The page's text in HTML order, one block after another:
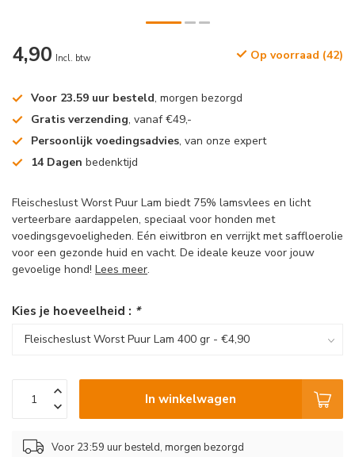
4,90 Incl. btw Op voorraad (42)
Voor 23.59 uur besteld, morgen bezorgd
Gratis verzending, vanaf €49,-
Persoonlijk voedingsadvies, van onze expert
14 Dagen bedenktijd
Fleischeslust Worst Puur Lam biedt 75% lamsvlees en licht
verteerbare aardappelen, speciaal voor honden met
voedingsgevoeligheden. Eén eiwitbron en verrijkt met saffloerolie
voor een gezonde huid en vacht. De ideale keuze voor jouw
gevoelige hond! Lees meer.
Kies je hoeveelheid : *
In winkelwagen
Voor 23:59 uur besteld, morgen bezorgd